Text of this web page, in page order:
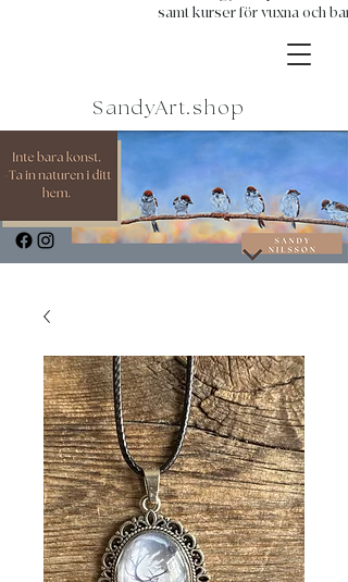
samt kurser för vuxna och
SandyArt.shop